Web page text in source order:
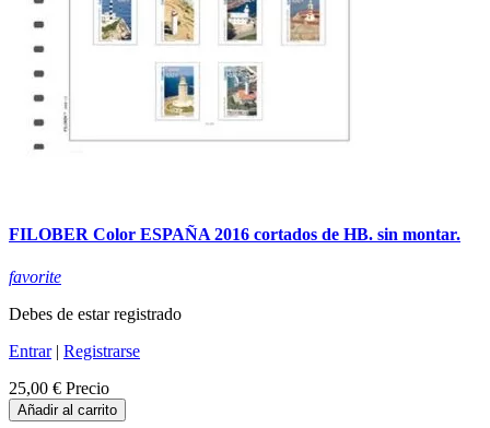
FILOBER Color ESPAÑA 2016 cortados de HB. sin montar.
favorite
Debes de estar registrado
Entrar| Registrarse
25,00 € Precio
Añadir al carrito